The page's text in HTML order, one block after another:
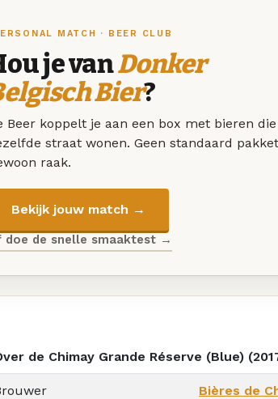
MATCH · BEER CLUB
je vanDonker
Bier?
Beer koppelt je aan een box met bieren
straat wonen. Geen standaard
raak.
Bekijk jouw match →
doe de snelle smaaktest →
de Chimay Grande Réserve (Blue)
Bières de